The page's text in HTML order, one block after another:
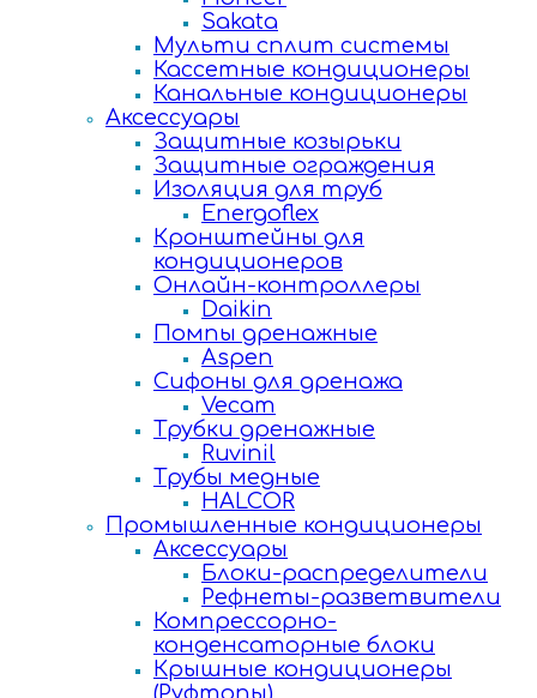
Sakata
Мульти сплит системы
Кассетные кондиционеры
Канальные кондиционеры
Аксессуары
Защитные козырьки
Защитные ограждения
Изоляция для труб
Energoflex
Кронштейны для
кондиционеров
Онлайн-контроллеры
Daikin
Помпы дренажные
Aspen
Сифоны для дренажа
Vecam
Трубки дренажные
Ruvinil
Трубы медные
HALCOR
Промышленные кондиционеры
Аксессуары
Блоки-распределители
Рефнеты-разветвители
Компрессорно-
конденсаторные блоки
Крышные кондиционеры
(Руфтопы)